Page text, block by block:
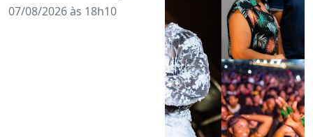
07/08/2026 às 18h10